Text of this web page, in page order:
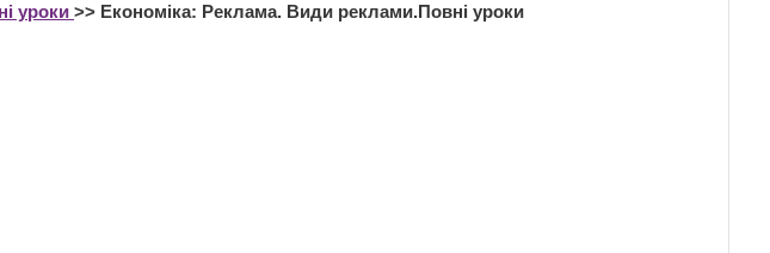
уроки >> Економіка: Реклама. Види реклами.Повні уроки